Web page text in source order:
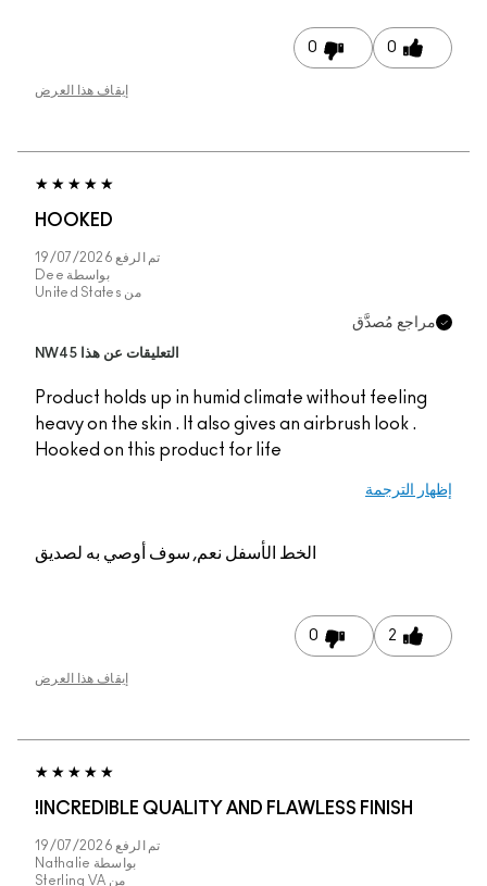
0
0
إيقاف هذا العرض
HOOKED
تم الرفع 19/07/2026
بواسطة Dee
من United States
مراجع مُصدَّق
التعليقات عن هذا NW45
Product holds up in humid climate without feeling
heavy on the skin . It also gives an airbrush look .
Hooked on this product for life
إظهار الترجمة
الخط الأسفلنعم, سوف أوصي به لصديق
2
0
إيقاف هذا العرض
INCREDIBLE QUALITY AND FLAWLESS FINISH!
تم الرفع 19/07/2026
بواسطة Nathalie
من Sterling VA